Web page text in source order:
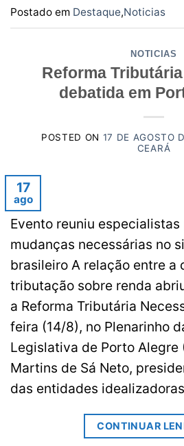
Postado em Destaque,Noticias
NOTICIAS
Reforma
debatida em
POSTED ON 17 DE AGOSTO
CEARÁ
17
ago
Evento reuniu
mudanças necessárias no
brasileiro A relação entre a
tributação sobre renda
a Reforma Tributária
feira (14/8), no Plenarinho
Legislativa de Porto Alegre
Martins de Sá Neto,
das entidades
CONTINUAR